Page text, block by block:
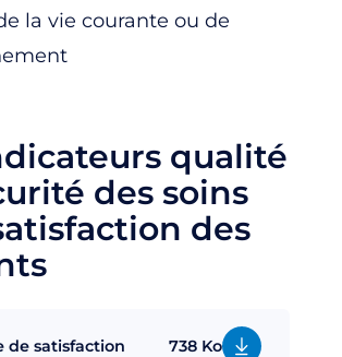
la vie courante ou de
qualité
des soins
des
de satisfaction 738 Ko